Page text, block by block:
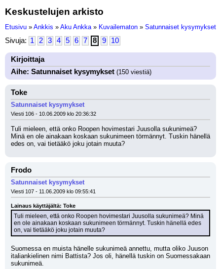
Keskustelujen arkisto
Etusivu » Ankkis » Aku Ankka » Kuvailematon » Satunnaiset kysymykset
Sivuja: 1 2 3 4 5 6 7 8 9 10
Kirjoittaja
Aihe: Satunnaiset kysymykset (150 viestiä)
Toke
Satunnaiset kysymykset
Viesti 106 - 10.06.2009 klo 20:36:32
Tuli mieleen, että onko Roopen hovimestari Juusolla sukunimeä?
Minä en ole ainakaan koskaan sukunimeen törmännyt. Tuskin hänellä
edes on, vai tietääkö joku jotain muuta?
Frodo
Satunnaiset kysymykset
Viesti 107 - 11.06.2009 klo 09:55:41
Lainaus käyttäjältä: Toke
Tuli mieleen, että onko Roopen hovimestari Juusolla sukunimeä? Minä
en ole ainakaan koskaan sukunimeen törmännyt. Tuskin hänellä edes
on, vai tietääkö joku jotain muuta?
Suomessa en muista hänelle sukunimeä annettu, mutta oliko Juuson
italiankielinen nimi Battista? Jos oli, hänellä tuskin on Suomessakaan
sukunimeä.